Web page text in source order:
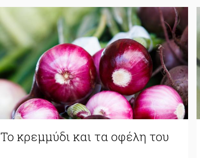
Το κρεμμύδι και τα οφέλη του